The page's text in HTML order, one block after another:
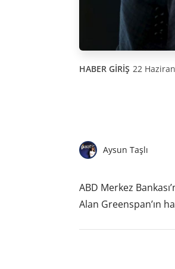
HABER GİRİŞ 22
Aysun Taşlı
ABD Merkez
Alan Greenspan’ın